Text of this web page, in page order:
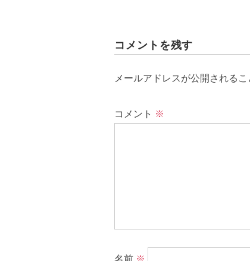
コメントを残す
メールアドレスが公開されるこ
コメント ※
名前 ※